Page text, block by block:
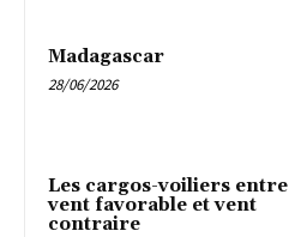
Madagascar
28/06/2026
Les cargos-voiliers entre
vent favorable et vent
contraire